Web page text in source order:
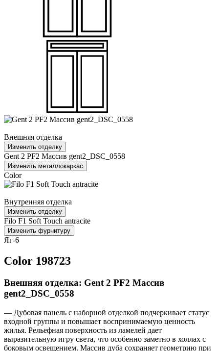
Внешняя отделка
Изменить отделку
Gent 2 PF2 Массив gent2_DSC_0558
Изменить металлокаркас
Color
Внутренняя отделка
Изменить отделку
Filo F1 Soft Touch antracite
Изменить фурнитуру
Яг-6
Color 198723
Внешняя отделка: Gent 2 PF2 Массив
gent2_DSC_0558
— Дубовая панель с наборной отделкой подчеркивает статус
входной группы и повышает воспринимаемую ценность
жилья. Рельефная поверхность из ламелей дает
выразительную игру света, что особенно заметно в холлах с
боковым освещением. Массив дуба сохраняет геометрию при